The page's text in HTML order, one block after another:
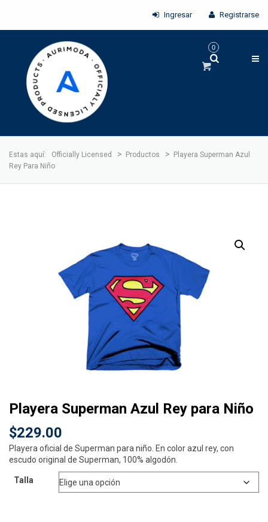
Ingresar Registrarse
0
Estas aquí: Officially Licensed > Productos >
Playera Superman Azul
Rey Para Niño
Playera Superman Azul Rey para Niño
$229.00
Playera oficial de Superman para niño. En color azul rey, con
escudo original de Superman, 100% algodón.
Talla